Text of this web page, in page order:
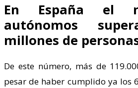
En España el
autónomos
millones de
De este número, más de
pesar de haber cumplido ya los